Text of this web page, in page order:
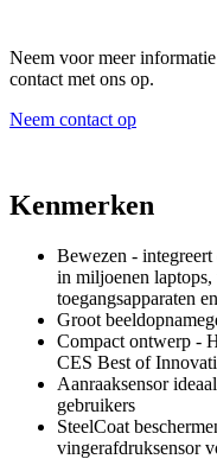
Neem voor meer
contact met ons op.
Neem contact op
Kenmerken
Bewezen -
in miljoenen laptops,
toegangsapparaten
Groot
Compact ontwerp -
CES Best of
Aanraaksensor
gebruikers
SteelCoat
vingerafdruksensor